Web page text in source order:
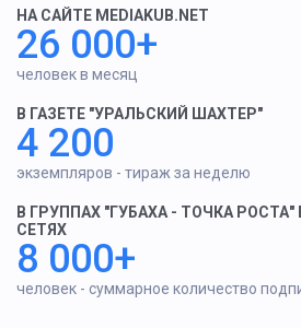
НА САЙТЕ MEDIAKUB.NET
26 000+
человек в месяц
В ГАЗЕТЕ "УРАЛЬСКИЙ ШАХТЕР"
4 200
экземпляров - тираж за неделю
В ГРУППАХ "ГУБАХА - ТОЧКА
СЕТЯХ
8 000+
человек - суммарное количество